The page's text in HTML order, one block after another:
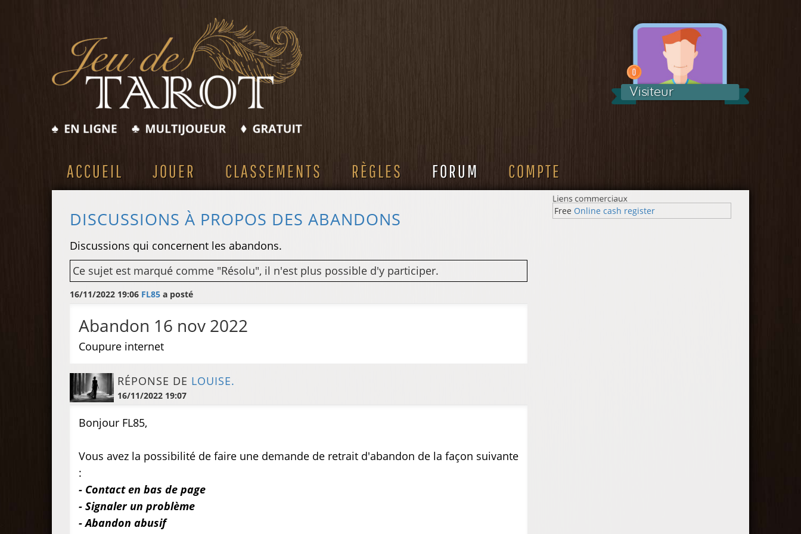
Visiteur
ACCUEIL JOUER CLASSEMENTS RÈGLES FORUM COMPTE
Free Online cash register
DISCUSSIONS À PROPOS DES ABANDONS
Discussions qui concernent les abandons.
Ce sujet est marqué comme "Résolu", il n'est plus possible d'y participer.
16/11/2022 19:06 FL85 a posté
Abandon 16 nov 2022
Coupure internet
RÉPONSE DE LOUISE.
16/11/2022 19:07
Bonjour FL85,
Vous avez la possibilité de faire une demande de retrait d'abandon de la façon suivante
:
- Contact en bas de page
- Signaler un problème
- Abandon abusif